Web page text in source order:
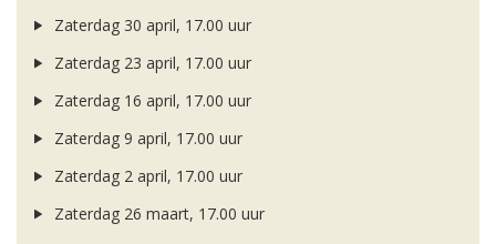
Zaterdag 30 april, 17.00 uur
Zaterdag 23 april, 17.00 uur
Zaterdag 16 april, 17.00 uur
Zaterdag 9 april, 17.00 uur
Zaterdag 2 april, 17.00 uur
Zaterdag 26 maart, 17.00 uur